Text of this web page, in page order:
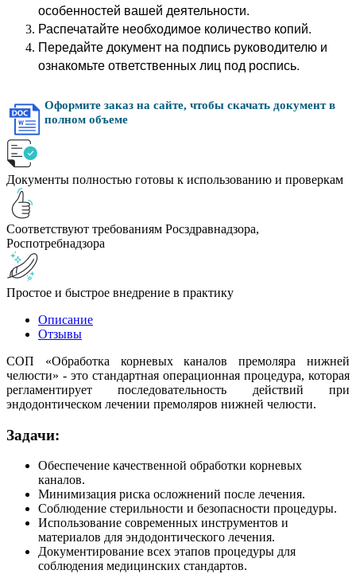
особенностей вашей деятельности.
Распечатайте необходимое количество копий.
Передайте документ на подпись руководителю и
ознакомьте ответственных лиц под роспись.
Оформите заказ на сайте, чтобы скачать документ в
полном объеме
Документы полностью готовы к использованию и проверкам
Соответствуют требованиям Росздравнадзора,
Роспотребнадзора
Простое и быстрое внедрение в практику
Описание
Отзывы
СОП «Обработка корневых каналов премоляра нижней
челюсти» - это стандартная операционная процедура, которая
регламентирует последовательность действий при
эндодонтическом лечении премоляров нижней челюсти.
Задачи:
Обеспечение качественной обработки корневых
каналов.
Минимизация риска осложнений после лечения.
Соблюдение стерильности и безопасности процедуры.
Использование современных инструментов и
материалов для эндодонтического лечения.
Документирование всех этапов процедуры для
соблюдения медицинских стандартов.